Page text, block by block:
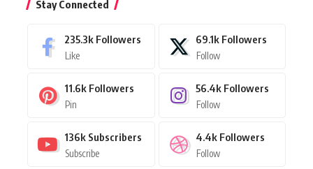
Stay Connected
235.3k Followers
Like
69.1k Followers
Follow
11.6k Followers
Pin
56.4k Followers
Follow
136k Subscribers
Subscribe
4.4k Followers
Follow